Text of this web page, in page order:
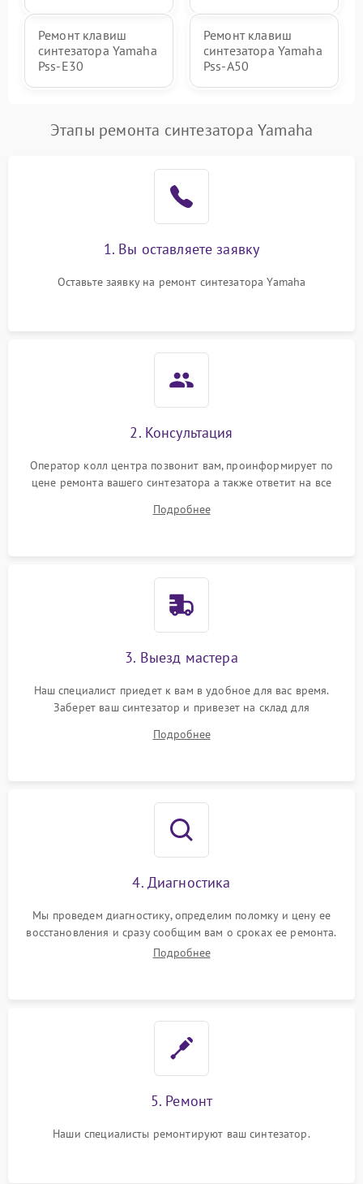
Ремонт клавиш
синтезатора Yamaha
Pss-E30
Ремонт клавиш
синтезатора Yamaha
Pss-A50
Этапы ремонта синтезатора Yamaha
1. Вы оставляете заявку
Оставьте заявку на ремонт синтезатора Yamaha
2. Консультация
Оператор колл центра позвонит вам, проинформирует по
цене ремонта вашего синтезатора а также ответит на все
Подробнее
3. Выезд мастера
Наш специалист приедет к вам в удобное для вас время.
Заберет ваш синтезатор и привезет на склад для
Подробнее
4. Диагностика
Мы проведем диагностику, определим поломку и цену ее
восстановления и сразу сообщим вам о сроках ее ремонта.
Подробнее
5. Ремонт
Наши специалисты ремонтируют ваш синтезатор.